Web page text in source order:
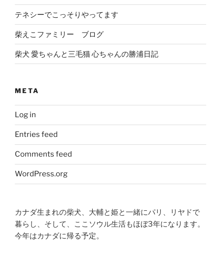
テネシーでこっそりやってます
柴えこファミリー ブログ
柴犬 愛ちゃんと三毛猫 心ちゃんの勝浦日記
META
Log in
Entries feed
Comments feed
WordPress.org
カナダ生まれの柴犬、大輔と姫と一緒にパリ、リヤドで
暮らし、そして、ここソウル生活もほぼ3年になります。
今年はカナダに帰る予定。